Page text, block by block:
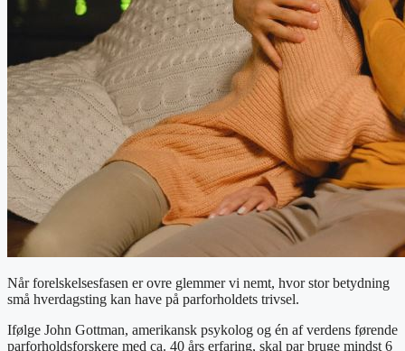
Når forelskelsesfasen er ovre glemmer vi nemt, hvor stor betydning
små hverdagsting kan have på parforholdets trivsel.
Ifølge John Gottman, amerikansk psykolog og én af verdens førende
parforholdsforskere med ca. 40 års erfaring, skal par bruge mindst 6